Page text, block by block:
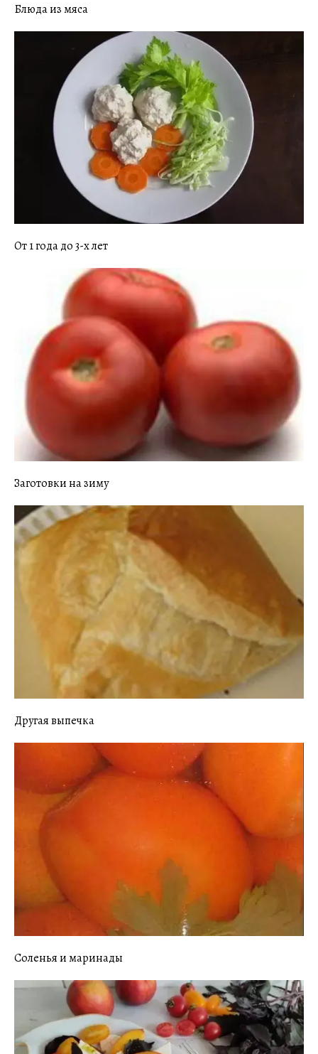
Блюда из мяса
От 1 года до 3-х лет
Заготовки на зиму
Другая выпечка
Соленья и маринады